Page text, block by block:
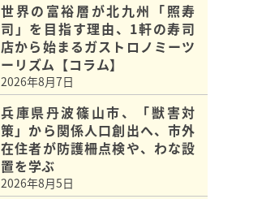
世界の富裕層が北九州「照寿
司」を目指す理由、1軒の寿司
店から始まるガストロノミーツ
ーリズム【コラム】
2026年8月7日
兵庫県丹波篠山市、「獣害対
策」から関係人口創出へ、市外
在住者が防護柵点検や、わな設
置を学ぶ
2026年8月5日